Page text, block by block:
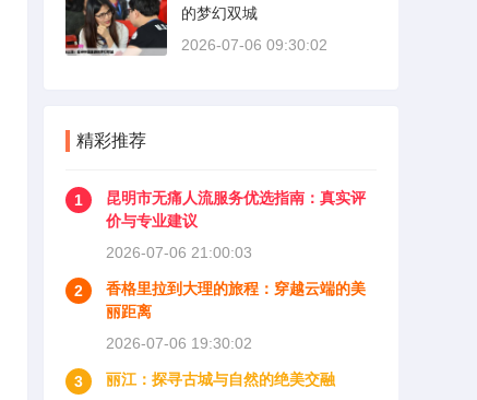
的梦幻双城
2026-07-06 09:30:02
精彩推荐
1
昆明市无痛人流服务优选指南：真实评
价与专业建议
2026-07-06 21:00:03
2
香格里拉到大理的旅程：穿越云端的美
丽距离
2026-07-06 19:30:02
3
丽江：探寻古城与自然的绝美交融